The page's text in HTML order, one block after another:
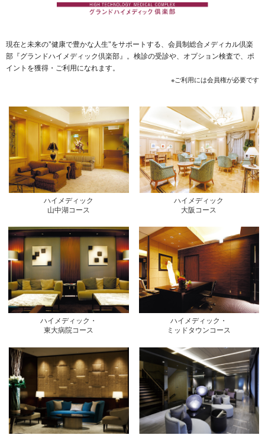
現在と未来の"健康で豊かな人生"をサポートする、会員制総合メディカル倶楽
部『グランドハイメディック倶楽部』。検診の受診や、オプション検査で、ポ
イントを獲得・ご利用になれます。
※ご利用には会員権が必要です
ハイメディック
山中湖コース
ハイメディック
大阪コース
ハイメディック・
東大病院コース
ハイメディック・
ミッドタウンコース